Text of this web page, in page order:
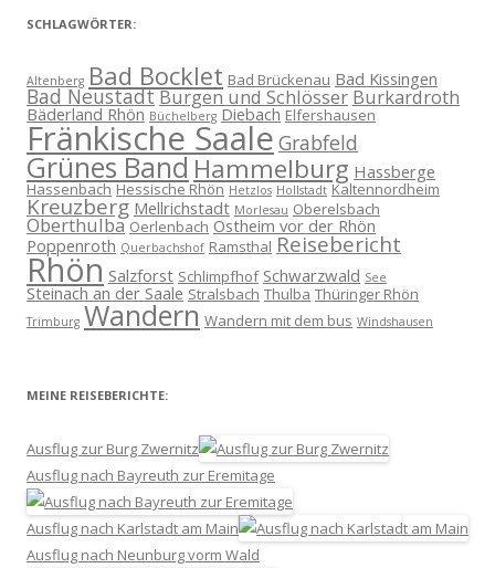
SCHLAGWÖRTER:
Altenberg Bad Bocklet Bad Brückenau Bad Kissingen
Bad NeustadtBurgen und Schlösser Burkardroth
Bäderland Rhön Büchelberg Diebach Elfershausen
Fränkische Saale Grabfeld
Grünes BandHammelburg Hassberge
Hassenbach Hessische Rhön Hetzlos Hollstadt Kaltennordheim
Kreuzberg Mellrichstadt Morlesau Oberelsbach
Oberthulba Oerlenbach Ostheim vor der Rhön
Poppenroth Querbachshof Ramsthal Reisebericht
Rhön Salzforst Schlimpfhof Schwarzwald See
Steinach an der Saale Stralsbach Thulba Thüringer Rhön
Trimburg Wandern Wandern mit dem bus Windshausen
MEINE REISEBERICHTE:
Ausflug zur Burg Zwernitz
Ausflug nach Bayreuth zur Eremitage
Ausflug nach Karlstadt am Main
Ausflug nach Neunburg vorm Wald